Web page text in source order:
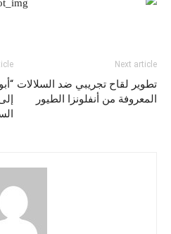
Next article
تطوير لقاح تجريبي ضد السلالات
المعروفة من أنفلونزا الطيور